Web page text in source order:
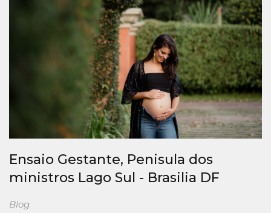
Ensaio Gestante, Penisula dos
ministros Lago Sul - Brasilia DF
Blog